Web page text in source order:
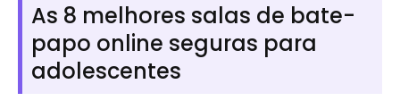
As 8 melhores salas de bate-
papo online seguras para
adolescentes